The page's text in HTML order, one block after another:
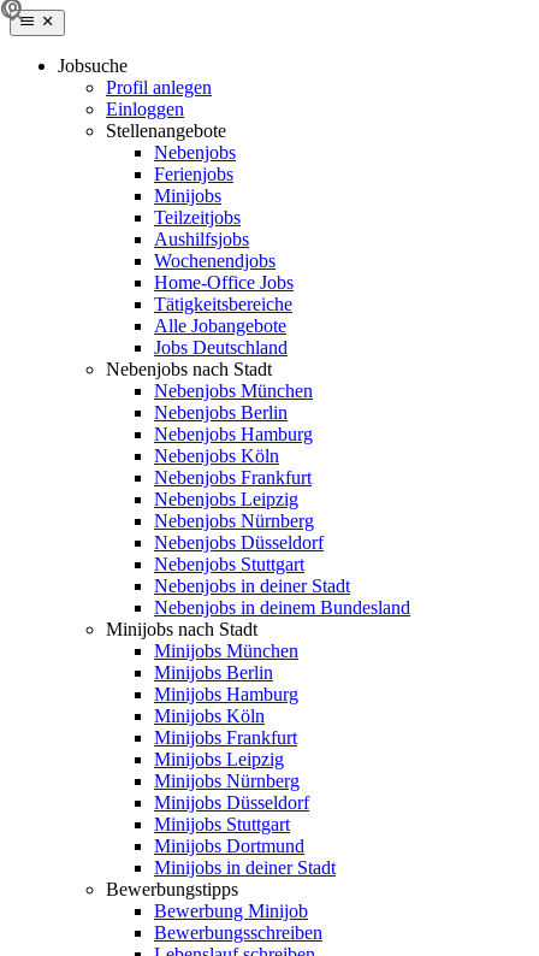
Jobsuche
Profil anlegen
Einloggen
Stellenangebote
Nebenjobs
Ferienjobs
Minijobs
Teilzeitjobs
Aushilfsjobs
Wochenendjobs
Home-Office Jobs
Tätigkeitsbereiche
Alle Jobangebote
Jobs Deutschland
Nebenjobs nach Stadt
Nebenjobs München
Nebenjobs Berlin
Nebenjobs Hamburg
Nebenjobs Köln
Nebenjobs Frankfurt
Nebenjobs Leipzig
Nebenjobs Nürnberg
Nebenjobs Düsseldorf
Nebenjobs Stuttgart
Nebenjobs in deiner Stadt
Nebenjobs in deinem Bundesland
Minijobs nach Stadt
Minijobs München
Minijobs Berlin
Minijobs Hamburg
Minijobs Köln
Minijobs Frankfurt
Minijobs Leipzig
Minijobs Nürnberg
Minijobs Düsseldorf
Minijobs Stuttgart
Minijobs Dortmund
Minijobs in deiner Stadt
Bewerbungstipps
Bewerbung Minijob
Bewerbungsschreiben